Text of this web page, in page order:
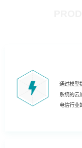
通过模型
系统的云
电信行业